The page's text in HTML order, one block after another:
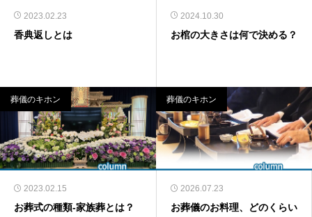
2023.02.23
香典返しとは
2024.10.30
お棺の大きさは何で決める？
葬儀のキホン
2023.02.15
お葬式の種類-家族葬とは？
葬儀のキホン
2026.07.23
お葬儀のお料理、どのくらい